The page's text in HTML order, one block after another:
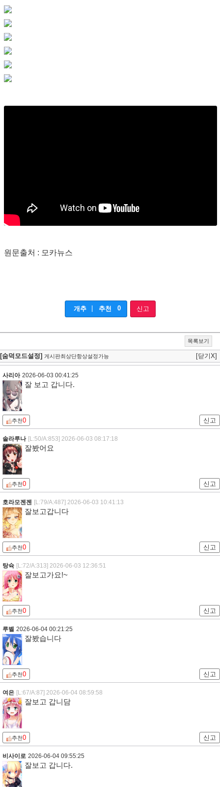
원문출처 : 모카뉴스
개추 추천 0 신고
목록보기
[숨덕모드설정] 게시판최상단항상설정가능 [닫기X]
사리아 2026-06-03 00:41:25
잘 보고 갑니다.
추천0 신고
솔라루나 [L:50/A:853] 2026-06-03 08:17:18
잘봤어요
추천0 신고
호라모젠젠 [L:79/A:487] 2026-06-03 10:41:13
잘보고갑니다
추천0 신고
탕슉 [L:72/A:313] 2026-06-03 12:36:51
잘보고가요!~
추천0 신고
루벨 2026-06-04 00:21:25
잘봤습니다
추천0 신고
여은 [L:67/A:87] 2026-06-04 08:59:58
잘보고 갑니담
추천0 신고
비사이로 2026-06-04 09:55:25
잘보고 갑니다.